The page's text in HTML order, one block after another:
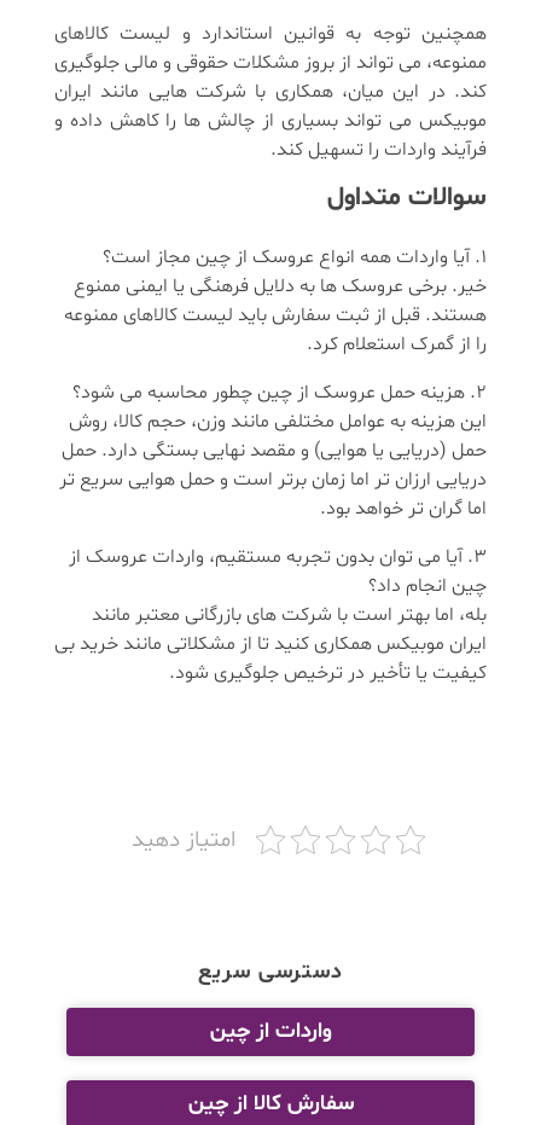
همچنین توجه به قوانین استاندارد و لیست کالاهای
ممنوعه، می تواند از بروز مشکلات حقوقی و مالی جلوگیری
کند. در این میان، همکاری با شرکت هایی مانند ایران
موبیکس می تواند بسیاری از چالش ها را کاهش داده و
فرآیند واردات را تسهیل کند.
سوالات متداول
آیا واردات همه انواع عروسک از چین مجاز است؟
خیر. برخی عروسک ها به دلایل فرهنگی یا ایمنی ممنوع
هستند. قبل از ثبت سفارش باید لیست کالاهای ممنوعه
را از گمرک استعلام کرد.
هزینه حمل عروسک از چین چطور محاسبه می شود؟
این هزینه به عوامل مختلفی مانند وزن، حجم کالا، روش
حمل (دریایی یا هوایی) و مقصد نهایی بستگی دارد. حمل
دریایی ارزان تر اما زمان برتر است و حمل هوایی سریع تر
اما گران تر خواهد بود.
آیا می توان بدون تجربه مستقیم، واردات عروسک از
چین انجام داد؟
بله، اما بهتر است با شرکت های بازرگانی معتبر مانند
ایران موبیکس همکاری کنید تا از مشکلاتی مانند خرید بی
کیفیت یا تأخیر در ترخیص جلوگیری شود.
امتیاز دهید
دسترسی سریع
واردات از چین
سفارش کالا از چین